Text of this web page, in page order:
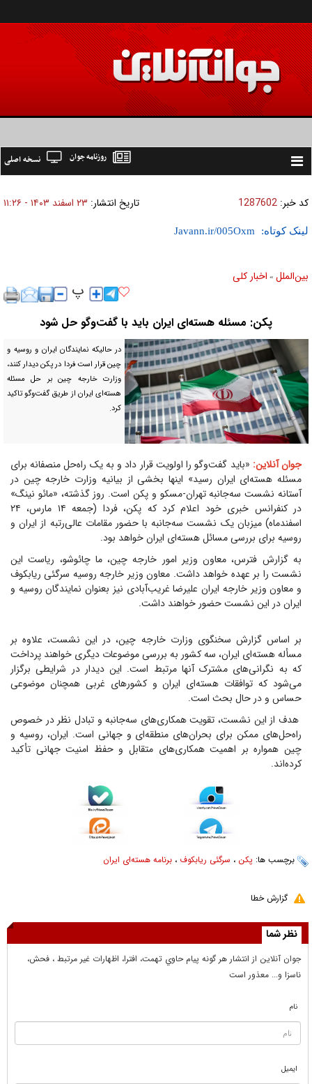
Toggle
نسخه اصلی روزنامه جوان
کد خبر: 1287602 تاریخ انتشار: ۲۳ اسفند ۱۴۰۳ - ۱۱:۲۶
لینک کوتاه:
بين‌الملل » اخبار كلی
پکن: مسئله هسته‌ای ایران باید با گفت‌و‌گو حل شود
در حالیکه نمایندگان ایران و روسیه و
چین قرار است فردا در پکن دیدار کنند،
وزارت خارجه چین بر حل مسئله
هسته‌ای ایران از طریق گفت‌و‌گو تاکید
کرد.
جوان آنلاین: «باید گفت‌و‌گو را اولویت قرار داد و به یک راه‌حل منصفانه برای
مسئله هسته‌ای ایران رسید» اینها بخشی از بیانیه وزارت خارجه چین در
آستانه نشست سه‌جانبه تهران-مسکو و پکن است. روز گذشته، «مائو نینگ»
در کنفرانس خبری خود اعلام کرد که پکن، فردا (جمعه ۱۴ مارس، ۲۴
اسفندماه) میزبان یک نشست سه‌جانبه با حضور مقامات عالی‌رتبه از ایران و
روسیه برای بررسی مسائل هسته‌ای ایران خواهد بود.
به گزارش فترس، معاون وزیر امور خارجه چین، ما چائوشو، ریاست این
نشست را بر عهده خواهد داشت. معاون وزیر خارجه روسیه سرگئی ریابکوف
و معاون وزیر خارجه ایران علیرضا غریب‌آبادی نیز بعنوان نمایندگان روسیه و
ایران در این نشست حضور خواهند داشت.
بر اساس گزارش سخنگوی وزارت خارجه چین، در این نشست، علاوه بر
مسأله هسته‌ای ایران، سه کشور به بررسی موضوعات دیگری خواهند پرداخت
که به نگرانی‌های مشترک آنها مرتبط است. این دیدار در شرایطی برگزار
می‌شود که توافقات هسته‌ای ایران و کشور‌های غربی همچنان موضوعی
حساس و در حال بحث است.
هدف از این نشست، تقویت همکاری‌های سه‌جانبه و تبادل نظر در خصوص
راه‌حل‌های ممکن برای بحران‌های منطقه‌ای و جهانی است. ایران، روسیه و
چین همواره بر اهمیت همکاری‌های متقابل و حفظ امنیت جهانی تأکید
کرده‌اند.
برچسب ها: پکن ، سرگئی ریابکوف ، برنامه هسته‌ای ایران
گزارش خطا
نظر شما
جوان آنلاين از انتشار هر گونه پيام حاوي تهمت، افترا، اظهارات غير مرتبط ، فحش،
ناسزا و... معذور است
نام
ایمیل